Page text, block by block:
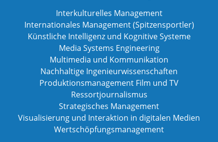
Interkulturelles Management
Internationales Management (Spitzensportler)
Künstliche Intelligenz und Kognitive Systeme
Media Systems Engineering
Multimedia und Kommunikation
Nachhaltige Ingenieurwissenschaften
Produktionsmanagement Film und TV
Ressortjournalismus
Strategisches Management
Visualisierung und Interaktion in digitalen Medien
Wertschöpfungsmanagement